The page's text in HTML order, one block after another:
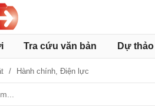
Tra cứu văn bản Dự thảo
Hành chính, Điện lực